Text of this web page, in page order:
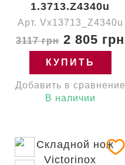
1.3713.Z4340u
Арт. Vx13713_Z4340u
3117 грн 2 805 грн
КУПИТЬ
Добавить в сравнение
В наличии